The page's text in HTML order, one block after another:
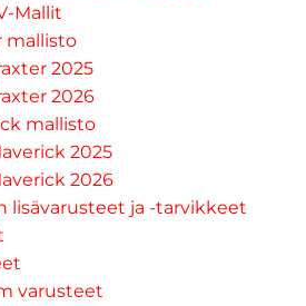
Mallit
mallisto
2025
2026
mallisto
2025
2026
lisävarusteet ja -tarvikkeet
varusteet